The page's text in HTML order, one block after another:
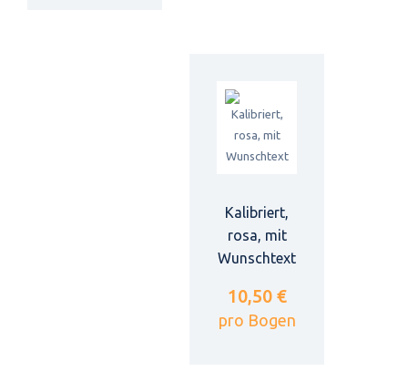
Kalibriert,
rosa, mit
Wunschtext
10,50 €
pro Bogen